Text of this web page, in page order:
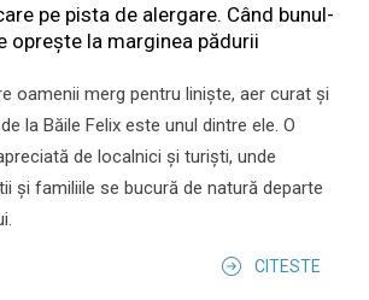
pe pista de alergare. Când bunul-
oprește la marginea pădurii
oamenii merg pentru liniște, aer curat și
la Băile Felix este unul dintre ele. O
de localnici și turiști, unde
și familiile se bucură de natură departe
CITESTE